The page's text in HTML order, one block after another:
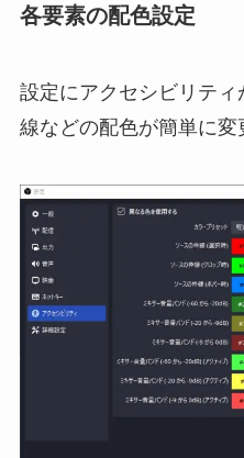
各要素の配色設定
設定にアクセシビリテ
線などの配色が簡単に変